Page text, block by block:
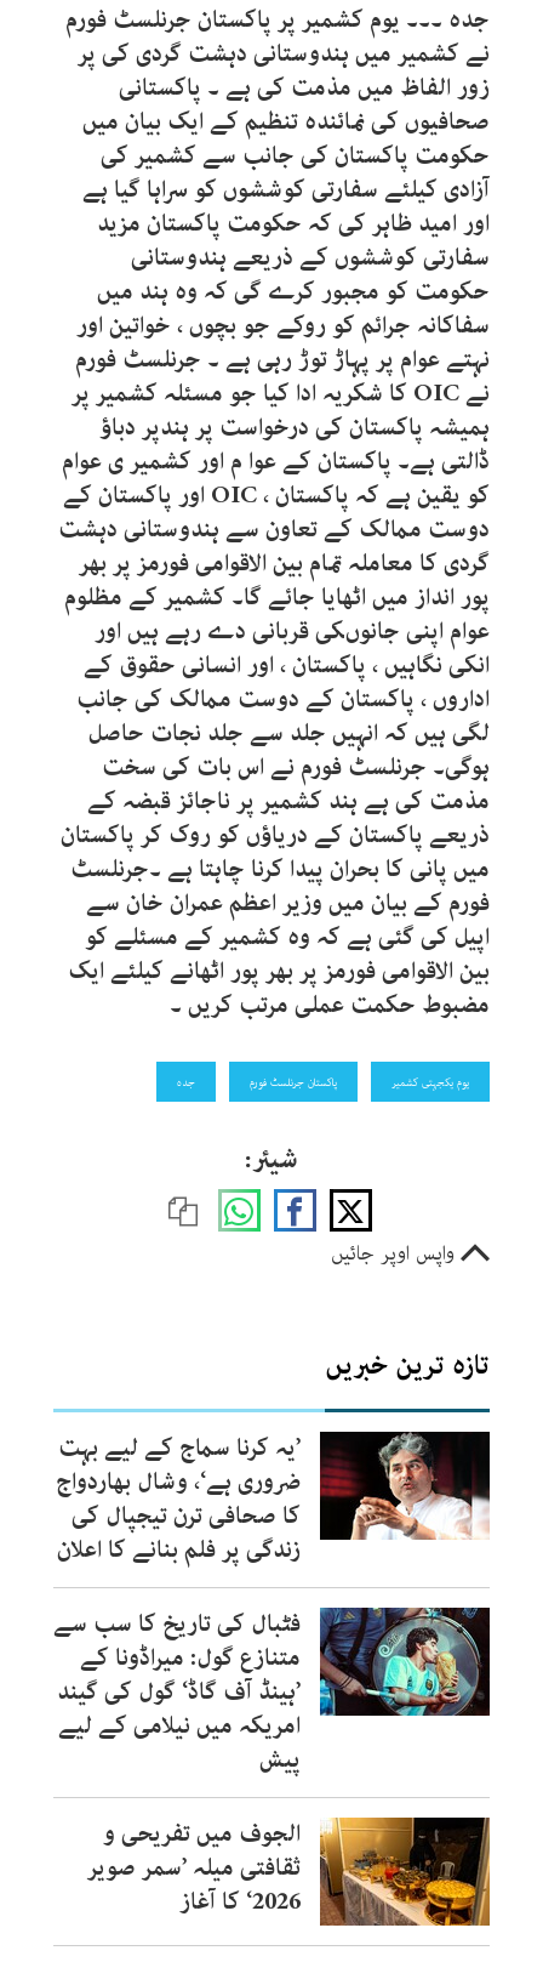
جدہ ۔۔۔ یوم کشمیر پر پاکستان جرنلسٹ فورم
نے کشمیر میں ہندوستانی دہشت گردی کی پر
زور الفاظ میں مذمت کی ہے ۔ پاکستانی
صحافیوں کی نمائندہ تنظیم کے ایک بیان میں
حکومت پاکستان کی جانب سے کشمیر کی
آزادی کیلئے سفارتی کوششوں کو سراہا گیا ہے
اور امید ظاہر کی کہ حکومت پاکستان مزید
سفارتی کوششوں کے ذریعے ہندوستانی
حکومت کو مجبور کرے گی کہ وہ ہند میں
سفاکانہ جرائم کو روکے جو بچوں ، خواتین اور
نہتے عوام پر پہاڑ توڑ رہی ہے ۔ جرنلسٹ فورم
نے OIC کا شکریہ ادا کیا جو مسئلہ کشمیر پر
ہمیشہ پاکستان کی درخواست پر ہندپر دباﺅ
ڈالتی ہے۔ پاکستان کے عوا م اور کشمیر ی عوام
کو یقین ہے کہ پاکستان ، OIC اور پاکستان کے
دوست ممالک کے تعاون سے ہندوستانی دہشت
گردی کا معاملہ تمام بین الاقوامی فورمز پر بھر
پور انداز میں اٹھایا جائے گا۔ کشمیر کے مظلوم
عوام اپنی جانوںکی قربانی دے رہے ہیں اور
انکی نگاہیں ، پاکستان ، اور انسانی حقوق کے
اداروں ، پاکستان کے دوست ممالک کی جانب
لگی ہیں کہ انہیں جلد سے جلد نجات حاصل
ہوگی۔ جرنلسٹ فورم نے اس بات کی سخت
مذمت کی ہے ہند کشمیر پر ناجائز قبضہ کے
ذریعے پاکستان کے دریاﺅں کو روک کر پاکستان
میں پانی کا بحران پیدا کرنا چاہتا ہے ۔جرنلسٹ
فورم کے بیان میں وزیر اعظم عمران خان سے
اپیل کی گئی ہے کہ وہ کشمیر کے مسئلے کو
بین الاقوامی فورمز پر بھر پور اٹھانے کیلئے ایک
مضبوط حکمت عملی مرتب کریں ۔
یوم یکجہتی کشمیر پاکستان جرنلسٹ فورم جدہ
شیئر:
واپس اوپر جائیں
تازہ ترین خبریں
’یہ کرنا سماج کے لیے بہت
ضروری ہے‘، وشال بھاردواج
کا صحافی ترن تیجپال کی
زندگی پر فلم بنانے کا اعلان
فٹبال کی تاریخ کا سب سے
متنازع گول: میراڈونا کے
’ہینڈ آف گاڈ‘ گول کی گیند
امریکہ میں نیلامی کے لیے
پیش
الجوف میں تفریحی و
ثقافتی میلہ ’سمر صویر
2026‘ کا آغاز